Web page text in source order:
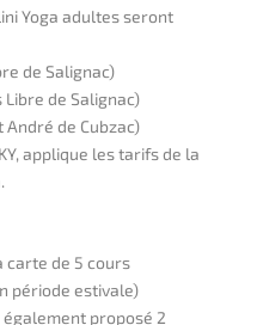
Yoga adultes seront
de Salignac)
Libre de Salignac)
André de Cubzac)
applique les tarifs de la
carte de 5 cours
période estivale)
également proposé 2